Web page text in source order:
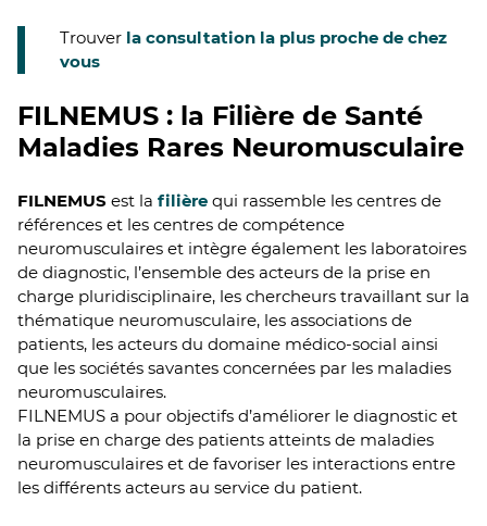
Trouver la consultation la plus proche de chez
vous
FILNEMUS : la Filière de Santé
Maladies Rares Neuromusculaire
FILNEMUS est la filière qui rassemble les centres de
références et les centres de compétence
neuromusculaires et intègre également les laboratoires
de diagnostic, l’ensemble des acteurs de la prise en
charge pluridisciplinaire, les chercheurs travaillant sur la
thématique neuromusculaire, les associations de
patients, les acteurs du domaine médico-social ainsi
que les sociétés savantes concernées par les maladies
neuromusculaires.
FILNEMUS a pour objectifs d’améliorer le diagnostic et
la prise en charge des patients atteints de maladies
neuromusculaires et de favoriser les interactions entre
les différents acteurs au service du patient.